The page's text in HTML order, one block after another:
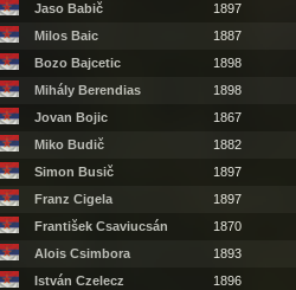
Jaso Babič
1897
Milos Baic
1887
Bozo Bajcetic
1898
Mihály Berendias
1898
Jovan Bojic
1867
Miko Budič
1882
Simon Busič
1897
Franz Cigela
1897
František Csaviucsán
1870
Alois Csimbora
1893
István Czelecz
1896